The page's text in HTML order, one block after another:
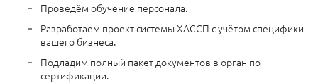
Проведём обучение персонала.
Разработаем проект системы ХАССП с учётом специфики
вашего бизнеса.
Подладим полный пакет документов в орган по
сертификации.